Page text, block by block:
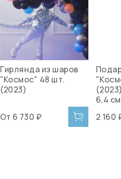
Гирлянда из шаров
"Космос" 48 шт.
(2023)
От 6 730 ₽
6,4
2 160